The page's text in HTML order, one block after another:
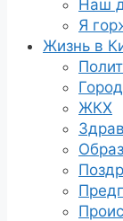
Наш
Я
Жизнь в
ЖКХ